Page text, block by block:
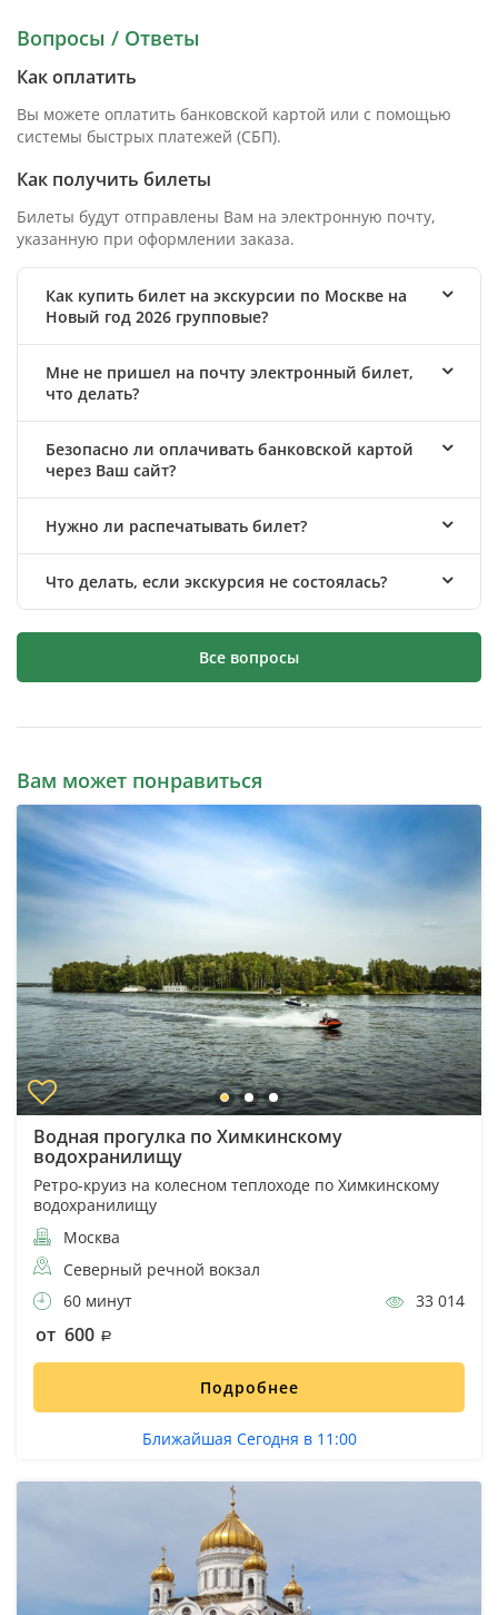
Вопросы / Ответы
Как оплатить
Вы можете оплатить банковской картой или с помощью
системы быстрых платежей (СБП).
Как получить билеты
Билеты будут отправлены Вам на электронную почту,
указанную при оформлении заказа.
Как купить билет на экскурсии по Москве на
Новый год 2026 групповые?
Мне не пришел на почту электронный билет,
что делать?
Безопасно ли оплачивать банковской картой
через Ваш сайт?
Нужно ли распечатывать билет?
Что делать, если экскурсия не состоялась?
Все вопросы
Вам может понравиться
Водная прогулка по Химкинскому
водохранилищу
Ретро-круиз на колесном теплоходе по Химкинскому
водохранилищу
Москва
Северный речной вокзал
60 минут
33 014
от 600
Подробнее
Ближайшая Сегодня в 11:00